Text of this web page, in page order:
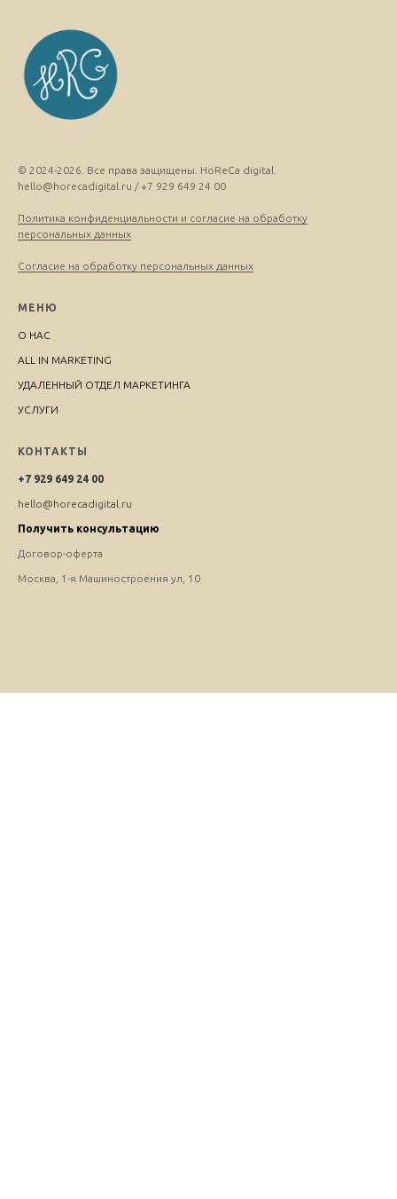
© 2024-2026. Все права защищены. HoReCa digital.
hello@horecadigital.ru / +7 929 649 24 00
Политика конфиденциальности и согласие на обработку
персональных данных
Согласие на обработку персональных данных
МЕНЮ
О НАС
ALL IN MARKETING
УДАЛЕННЫЙ ОТДЕЛ МАРКЕТИНГА
УСЛУГИ
КОНТАКТЫ
+7 929 649 24 00
hello@horecadigital.ru
Получить консультацию
Договор-оферта
Москва, 1-я Машиностроения ул, 10